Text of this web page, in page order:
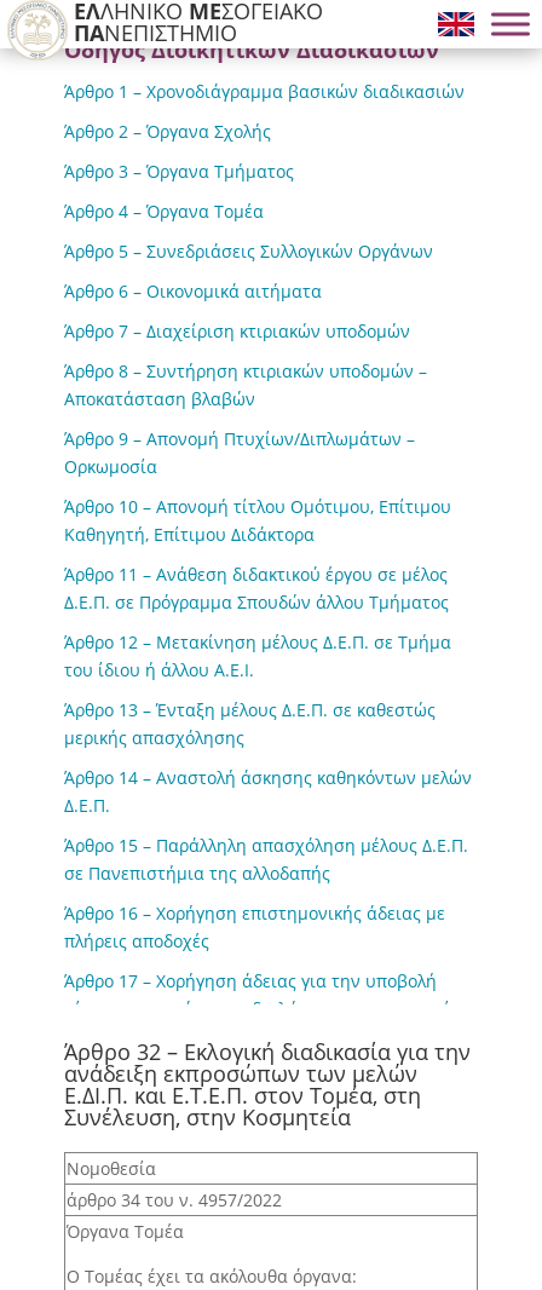
ΕΛΛΗΝΙΚΟ ΜΕΣΟΓΕΙΑΚΟ
ΠΑΝΕΠΙΣΤΗΜΙΟ
Οδηγός Διοικητικών Διαδικασιών
Άρθρο 1 – Χρονοδιάγραμμα βασικών διαδικασιών
Άρθρο 2 – Όργανα Σχολής
Άρθρο 3 – Όργανα Τμήματος
Άρθρο 4 – Όργανα Τομέα
Άρθρο 5 – Συνεδριάσεις Συλλογικών Οργάνων
Άρθρο 6 – Οικονομικά αιτήματα
Άρθρο 7 – Διαχείριση κτιριακών υποδομών
Άρθρο 8 – Συντήρηση κτιριακών υποδομών –
Αποκατάσταση βλαβών
Άρθρο 9 – Απονομή Πτυχίων/Διπλωμάτων –
Ορκωμοσία
Άρθρο 10 – Απονομή τίτλου Ομότιμου, Επίτιμου
Καθηγητή, Επίτιμου Διδάκτορα
Άρθρο 11 – Ανάθεση διδακτικού έργου σε μέλος
Δ.Ε.Π. σε Πρόγραμμα Σπουδών άλλου Τμήματος
Άρθρο 12 – Μετακίνηση μέλους Δ.Ε.Π. σε Τμήμα
του ίδιου ή άλλου Α.Ε.Ι.
Άρθρο 13 – Ένταξη μέλους Δ.Ε.Π. σε καθεστώς
μερικής απασχόλησης
Άρθρο 14 – Αναστολή άσκησης καθηκόντων μελών
Δ.Ε.Π.
Άρθρο 15 – Παράλληλη απασχόληση μέλους Δ.Ε.Π.
σε Πανεπιστήμια της αλλοδαπής
Άρθρο 16 – Χορήγηση επιστημονικής άδειας με
πλήρεις αποδοχές
Άρθρο 17 – Χορήγηση άδειας για την υποβολή
αίτησης κατοχύρωσης διπλώματος ευρεσιτεχνίας,
Άρθρο 18 – Άδεια άνευ αποδοχών μέλους Δ.Ε.Π.
Άρθρο 19 – Μετακίνηση μέλους Δ.Ε.Π. για
ερευνητικά σεμινάρια και έργα-προγράμματα που
διαχειρίζεται ο ΕΛΚΕ.
Άρθρο 20 – Χορήγηση άδειας απουσίας μελών
Δ.Ε.Π./Ε.ΔΙ.Π./Ε.Τ.Ε.Π. για προσωπικούς λόγους.
Άρθρο 32 – Εκλογική διαδικασία για την
ανάδειξη εκπροσώπων των μελών
Ε.ΔΙ.Π. και Ε.Τ.Ε.Π. στον Τομέα, στη
Συνέλευση, στην Κοσμητεία
Νομοθεσία
άρθρο 34 του ν. 4957/2022
Όργανα Τομέα
Ο Τομέας έχει τα ακόλουθα όργανα: